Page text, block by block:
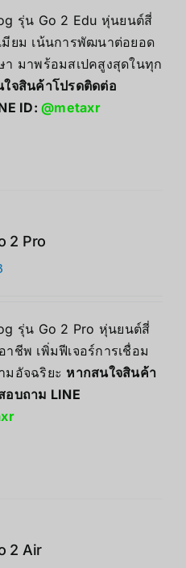
รุ่น Go 2 Edu หุ่นยนต์สี่
มียม เน้นการพัฒนาต่อยอด
า มาพร้อมสเปคสูงสุดในทุก
จสินค้าโปรดติดต่อ
ID:@metaxr
2 Pro
รุ่น Go 2 Pro หุ่นยนต์สี่
ชีพ เพิ่มฟีเจอร์การเชื่อม
มอัจฉริยะ หากสนใจสินค้า
อบถาม LINE
2 Air